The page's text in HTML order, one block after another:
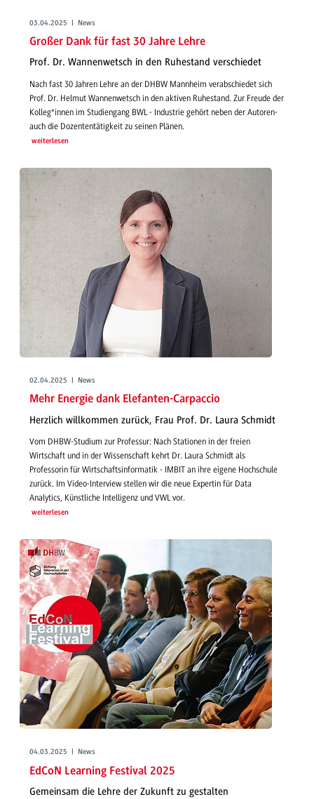
03.04.2025 | News
Großer Dank für fast 30 Jahre Lehre
Prof. Dr. Wannenwetsch in den Ruhestand verschiedet
Nach fast 30 Jahren Lehre an der DHBW Mannheim verabschiedet sich
Prof. Dr. Helmut Wannenwetsch in den aktiven Ruhestand. Zur Freude der
Kolleg*innen im Studiengang BWL - Industrie gehört neben der Autoren-
auch die Dozententätigkeit zu seinen Plänen.
weiterlesen
02.04.2025 | News
Mehr Energie dank Elefanten-Carpaccio
Herzlich willkommen zurück, Frau Prof. Dr. Laura Schmidt
Vom DHBW-Studium zur Professur: Nach Stationen in der freien
Wirtschaft und in der Wissenschaft kehrt Dr. Laura Schmidt als
Professorin für Wirtschaftsinformatik - IMBIT an ihre eigene Hochschule
zurück. Im Video-Interview stellen wir die neue Expertin für Data
Analytics, Künstliche Intelligenz und VWL vor.
weiterlesen
04.03.2025 | News
EdCoN Learning Festival 2025
Gemeinsam die Lehre der Zukunft zu gestalten